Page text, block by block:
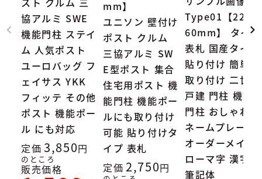
協アルミ SWE
機能門柱 ステイ
ム 人気ポスト
ユーロバッグ フ
ェイサス YKK
フィッテ その他
ポスト 機能ポー
ル にも対応
定価 3,850
のところ
販売価格
mm】
ユニソン 壁付け
ポスト クルム
三協アルミ SW
E型ポスト 集合
住宅用ポスト 機
能門柱 機能ポー
ルにも取り付け
可能 貼り付けタ
イプ 表札
定価 2,750
Type01【227×
60mm】 タイル
表札 国産タイル
貼り付け 簡単
取り付け 二世帯
戸建 門柱 機能
門柱 おしゃれ
ネームプレート
オーダーメイド
ローマ字 漢字
筆記体